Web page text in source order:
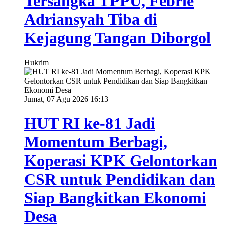
Adriansyah Tiba di
Kejagung Tangan Diborgol
Hukrim
Jumat, 07 Agu 2026 16:13
HUT RI ke-81 Jadi
Momentum Berbagi,
Koperasi KPK Gelontorkan
CSR untuk Pendidikan dan
Siap Bangkitkan Ekonomi
Desa